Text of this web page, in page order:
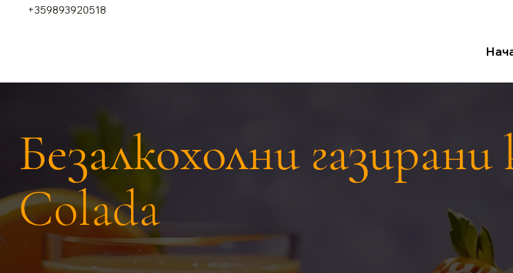
+359893920518
Безалкохолни
Colada